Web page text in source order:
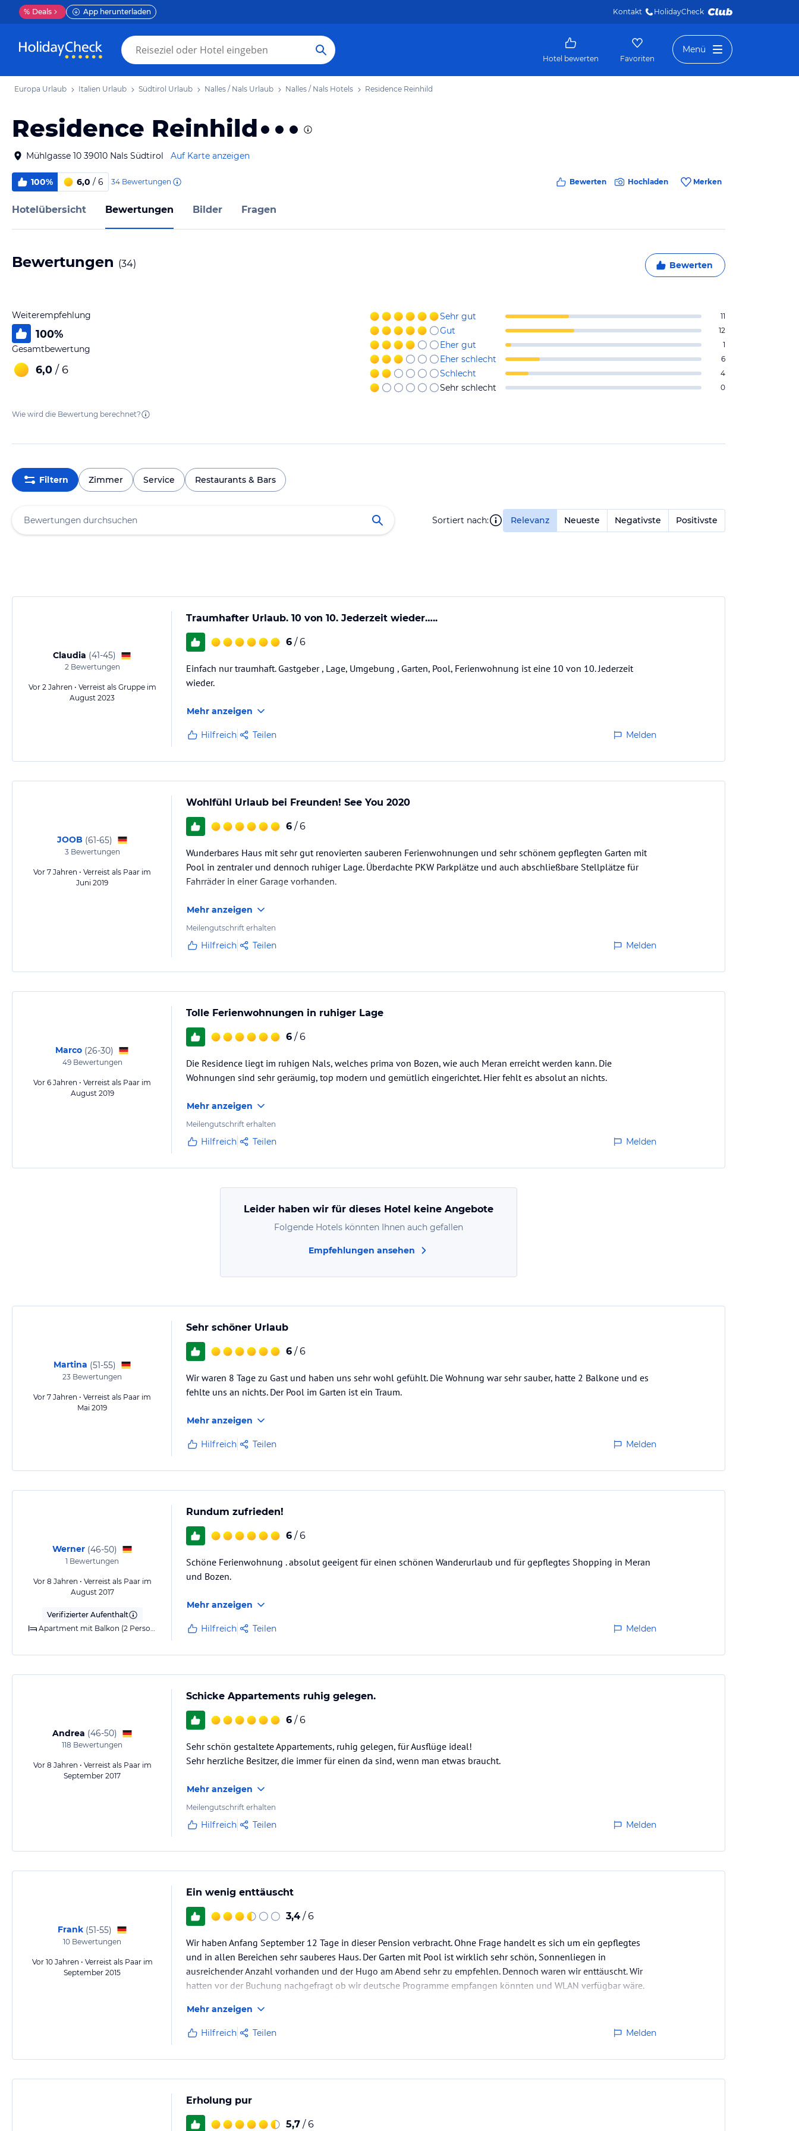
% Deals App herunterladen Kontakt HolidayCheck
Hotel bewerten Favoriten
Menü
Europa Urlaub Italien Urlaub Südtirol Urlaub Nalles / Nals Urlaub Nalles / Nals Hotels Residence Reinhild
Residence Reinhild
Mühlgasse 10 39010 Nals Südtirol Auf Karte anzeigen
100% 6,0 / 6 34 Bewertungen Bewerten Hochladen Merken
Hotelübersicht Bewertungen Bilder Fragen
Bewertungen (34) Bewerten
Weiterempfehlung
100%
Gesamtbewertung
6,0 / 6
Sehr gut 11
Gut 12
Eher gut 1
Eher schlecht 6
Schlecht 4
Sehr schlecht 0
Wie wird die Bewertung berechnet?
Filtern Zimmer Service Restaurants & Bars
Sortiert nach: Relevanz Neueste Negativste Positivste
Claudia (41-45)
2Bewertungen
Vor 2 Jahren • Verreist als Gruppe im
August 2023
Traumhafter Urlaub. 10 von 10. Jederzeit wieder…..
6 / 6
Einfach nur traumhaft. Gastgeber , Lage, Umgebung , Garten, Pool, Ferienwohnung ist eine 10 von 10. Jederzeit
wieder.
Mehr anzeigen
Hilfreich Teilen Melden
JOOB (61-65)
3Bewertungen
Vor 7 Jahren • Verreist als Paar im
Juni 2019
Wohlfühl Urlaub bei Freunden! See You 2020
6 / 6
Wunderbares Haus mit sehr gut renovierten sauberen Ferienwohnungen und sehr schönem gepflegten Garten mit
Pool in zentraler und dennoch ruhiger Lage. Überdachte PKW Parkplätze und auch abschließbare Stellplätze für
Fahrräder in einer Garage vorhanden.
Mehr anzeigen
Meilengutschrift erhalten
Hilfreich Teilen Melden
Marco (26-30)
49Bewertungen
Vor 6 Jahren • Verreist als Paar im
August 2019
Tolle Ferienwohnungen in ruhiger Lage
6 / 6
Die Residence liegt im ruhigen Nals, welches prima von Bozen, wie auch Meran erreicht werden kann. Die
Wohnungen sind sehr geräumig, top modern und gemütlich eingerichtet. Hier fehlt es absolut an nichts.
Mehr anzeigen
Meilengutschrift erhalten
Hilfreich Teilen Melden
Leider haben wir für dieses Hotel keine Angebote
Folgende Hotels könnten Ihnen auch gefallen
Empfehlungen ansehen
Martina (51-55)
23 Bewertungen
Vor 7 Jahren • Verreist als Paar im
Mai 2019
Sehr schöner Urlaub
6 / 6
Wir waren 8 Tage zu Gast und haben uns sehr wohl gefühlt. Die Wohnung war sehr sauber, hatte 2 Balkone und es
fehlte uns an nichts. Der Pool im Garten ist ein Traum.
Mehr anzeigen
Hilfreich Teilen Melden
Werner (46-50)
1 Bewertungen
Vor 8 Jahren • Verreist als Paar im
August 2017
Verifizierter Aufenthalt
Apartment mit Balkon (2 Personen) - Stornierung kostenlos
Rundum zufrieden!
6 / 6
Schöne Ferienwohnung . absolut geeigent für einen schönen Wanderurlaub und für gepflegtes Shopping in Meran
und Bozen.
Mehr anzeigen
Hilfreich Teilen Melden
Andrea (46-50)
118 Bewertungen
Vor 8 Jahren • Verreist als Paar im
September 2017
Schicke Appartements ruhig gelegen.
6 / 6
Sehr schön gestaltete Appartements, ruhig gelegen, für Ausflüge ideal!
Sehr herzliche Besitzer, die immer für einen da sind, wenn man etwas braucht.
Mehr anzeigen
Meilengutschrift erhalten
Hilfreich Teilen Melden
Frank (51-55)
10 Bewertungen
Vor 10 Jahren • Verreist als Paar im
September 2015
Ein wenig enttäuscht
3,4 / 6
Wir haben Anfang September 12 Tage in dieser Pension verbracht. Ohne Frage handelt es sich um ein gepflegtes
und in allen Bereichen sehr sauberes Haus. Der Garten mit Pool ist wirklich sehr schön, Sonnenliegen in
ausreichender Anzahl vorhanden und der Hugo am Abend sehr zu empfehlen. Dennoch waren wir enttäuscht. Wir
hatten vor der Buchung nachgefragt ob wir deutsche Programme empfangen könnten und WLAN verfügbar wäre.
Mehr anzeigen
Hilfreich Teilen Melden
Erholung pur
5,7 / 6